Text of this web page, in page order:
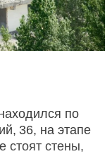
по
36, на этапе
стоят стены,